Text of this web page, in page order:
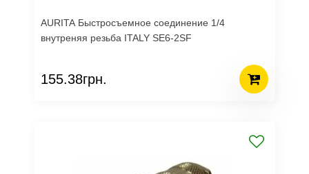
AURITA Быстросъемное соединение 1/4
внутреняя резьба ITALY SE6-2SF
155.38грн.